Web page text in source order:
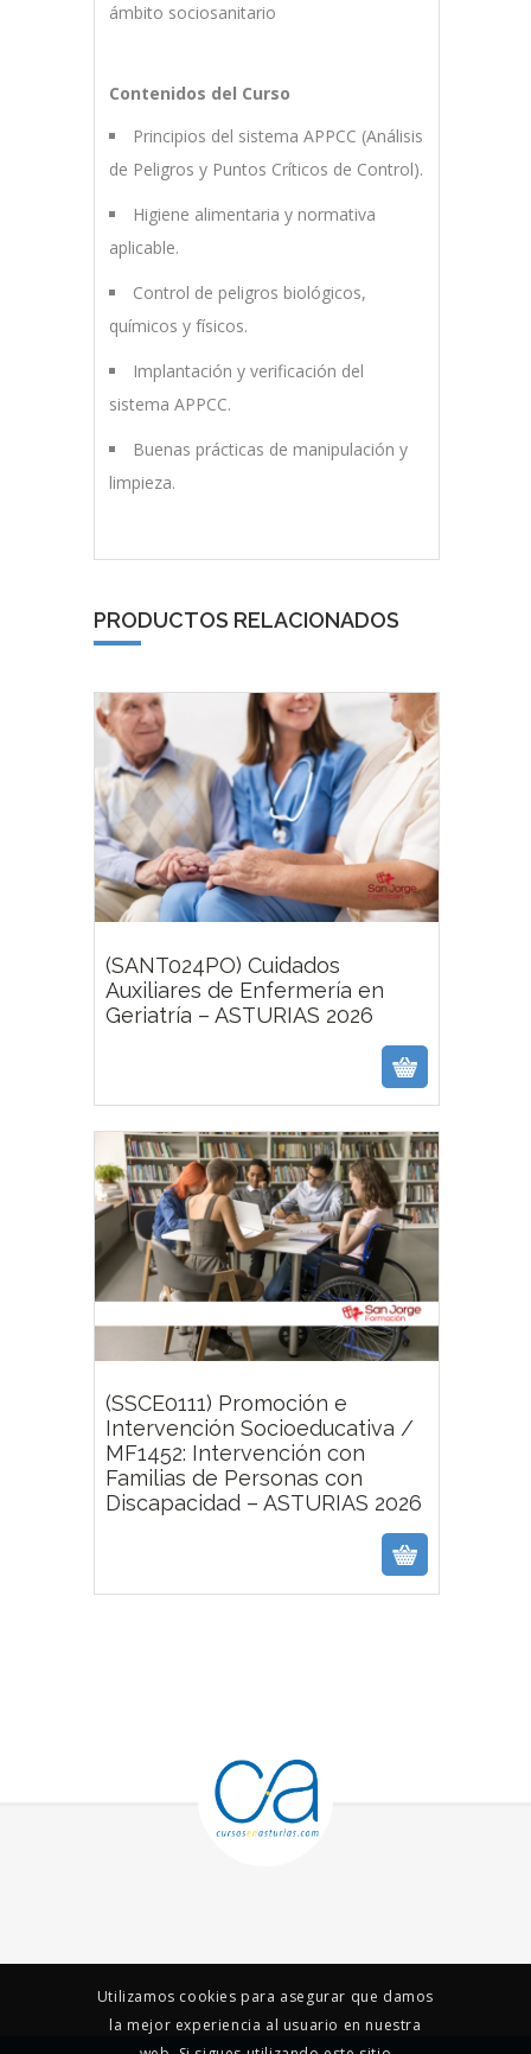
ámbito sociosanitario
Contenidos del Curso
Principios del sistema APPCC (Análisis
de Peligros y Puntos Críticos de Control).
Higiene alimentaria y normativa
aplicable.
Control de peligros biológicos,
químicos y físicos.
Implantación y verificación del
sistema APPCC.
Buenas prácticas de manipulación y
limpieza.
PRODUCTOS RELACIONADOS
(SANT024PO) Cuidados
Auxiliares de Enfermería en
Geriatría – ASTURIAS 2026
(SSCE0111) Promoción e
Intervención Socioeducativa /
MF1452: Intervención con
Familias de Personas con
Discapacidad – ASTURIAS 2026
Utilizamos cookies para asegurar que damos
la mejor experiencia al usuario en nuestra